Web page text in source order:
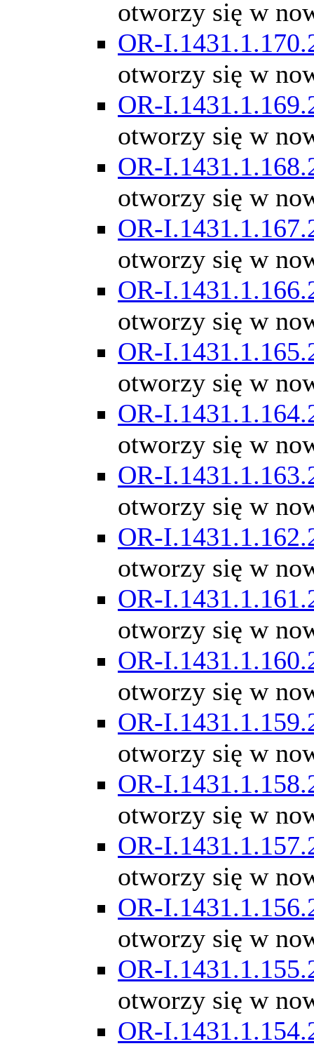
otworzy się w
OR-
otworzy się w
OR-
otworzy się w
OR-
otworzy się w
OR-
otworzy się w
OR-
otworzy się w
OR-
otworzy się w
OR-
otworzy się w
OR-
otworzy się w
OR-
otworzy się w
OR-
otworzy się w
OR-
otworzy się w
OR-
otworzy się w
OR-
otworzy się w
OR-
otworzy się w
OR-
otworzy się w
OR-
otworzy się w
OR-